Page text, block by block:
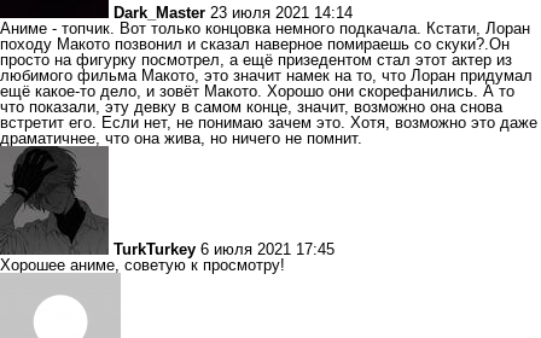
Dark_Master 23 июля 2021 14:14
Аниме - топчик. Вот только концовка немного подкачала. Кстати, Лоран
походу Макото позвонил и сказал наверное помираешь со скуки?.Он
просто на фигурку посмотрел, а ещё призедентом стал этот актер из
любимого фильма Макото, это значит намек на то, что Лоран придумал
ещё какое-то дело, и зовёт Макото. Хорошо они скорефанились. А то
что показали, эту девку в самом конце, значит, возможно она снова
встретит его. Если нет, не понимаю зачем это. Хотя, возможно это даже
драматичнее, что она жива, но ничего не помнит.
TurkTurkey 6 июля 2021 17:45
Хорошее аниме, советую к просмотру!